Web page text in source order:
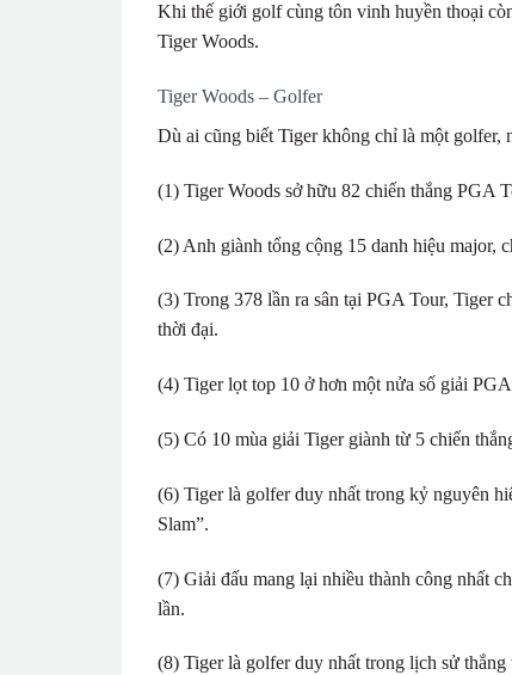
Khi thế giới golf cùng tôn vinh huyền thoại
Tiger Woods.
Tiger Woods – Golfer
Dù ai cũng biết Tiger không chỉ là một golfer,
(1) Tiger Woods sở hữu 82 chiến thắng PGA
(2) Anh giành tổng cộng 15 danh hiệu major,
(3) Trong 378 lần ra sân tại PGA Tour, Tiger
thời đại.
(4) Tiger lọt top 10 ở hơn một nửa số giải
(5) Có 10 mùa giải Tiger giành từ 5 chiến
(6) Tiger là golfer duy nhất trong kỷ nguyên
Slam”.
(7) Giải đấu mang lại nhiều thành công nhất
lần.
(8) Tiger là golfer duy nhất trong lịch sử